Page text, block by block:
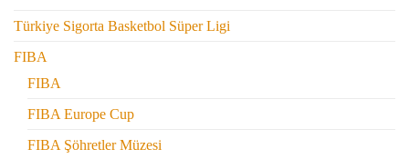
Türkiye Sigorta Basketbol Süper Ligi
FIBA
FIBA
FIBA Europe Cup
FIBA Şöhretler Müzesi